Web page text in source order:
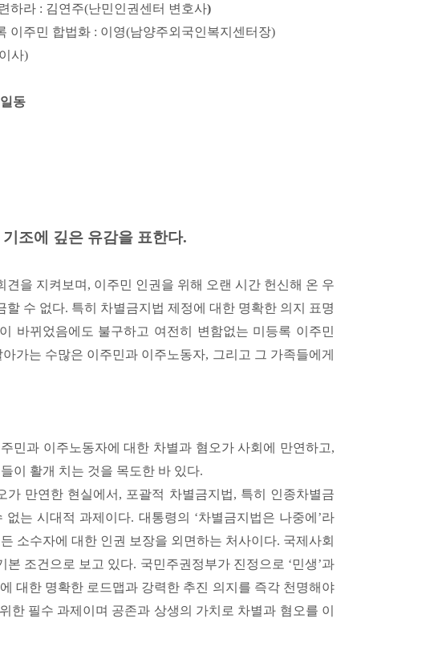
하라 : 김연주(난민인권센터 변호사)
이주민 합법화 : 이영(남양주외국인복지센터장)
사)
동
조에 깊은 유감을 표한다.
견을 지켜보며, 이주민 인권을 위해 오랜 시간 헌신해 온 우
수 없다. 특히 차별금지법 제정에 대한 명확한 의지 표명
바뀌었음에도 불구하고 여전히 변함없는 미등록 이주민
가는 수많은 이주민과 이주노동자, 그리고 그 가족들에게
민과 이주노동자에 대한 차별과 혐오가 사회에 만연하고,
이 활개 치는 것을 목도한 바 있다.
가 만연한 현실에서, 포괄적 차별금지법, 특히 인종차별금
는 시대적 과제이다. 대통령의 ‘차별금지법은 나중에’라
소수자에 대한 인권 보장을 외면하는 처사이다. 국제사회
조건으로 보고 있다. 국민주권정부가 진정으로 ‘민생’과
대한 명확한 로드맵과 강력한 추진 의지를 즉각 천명해야
한 필수 과제이며 공존과 상생의 가치로 차별과 혐오를 이